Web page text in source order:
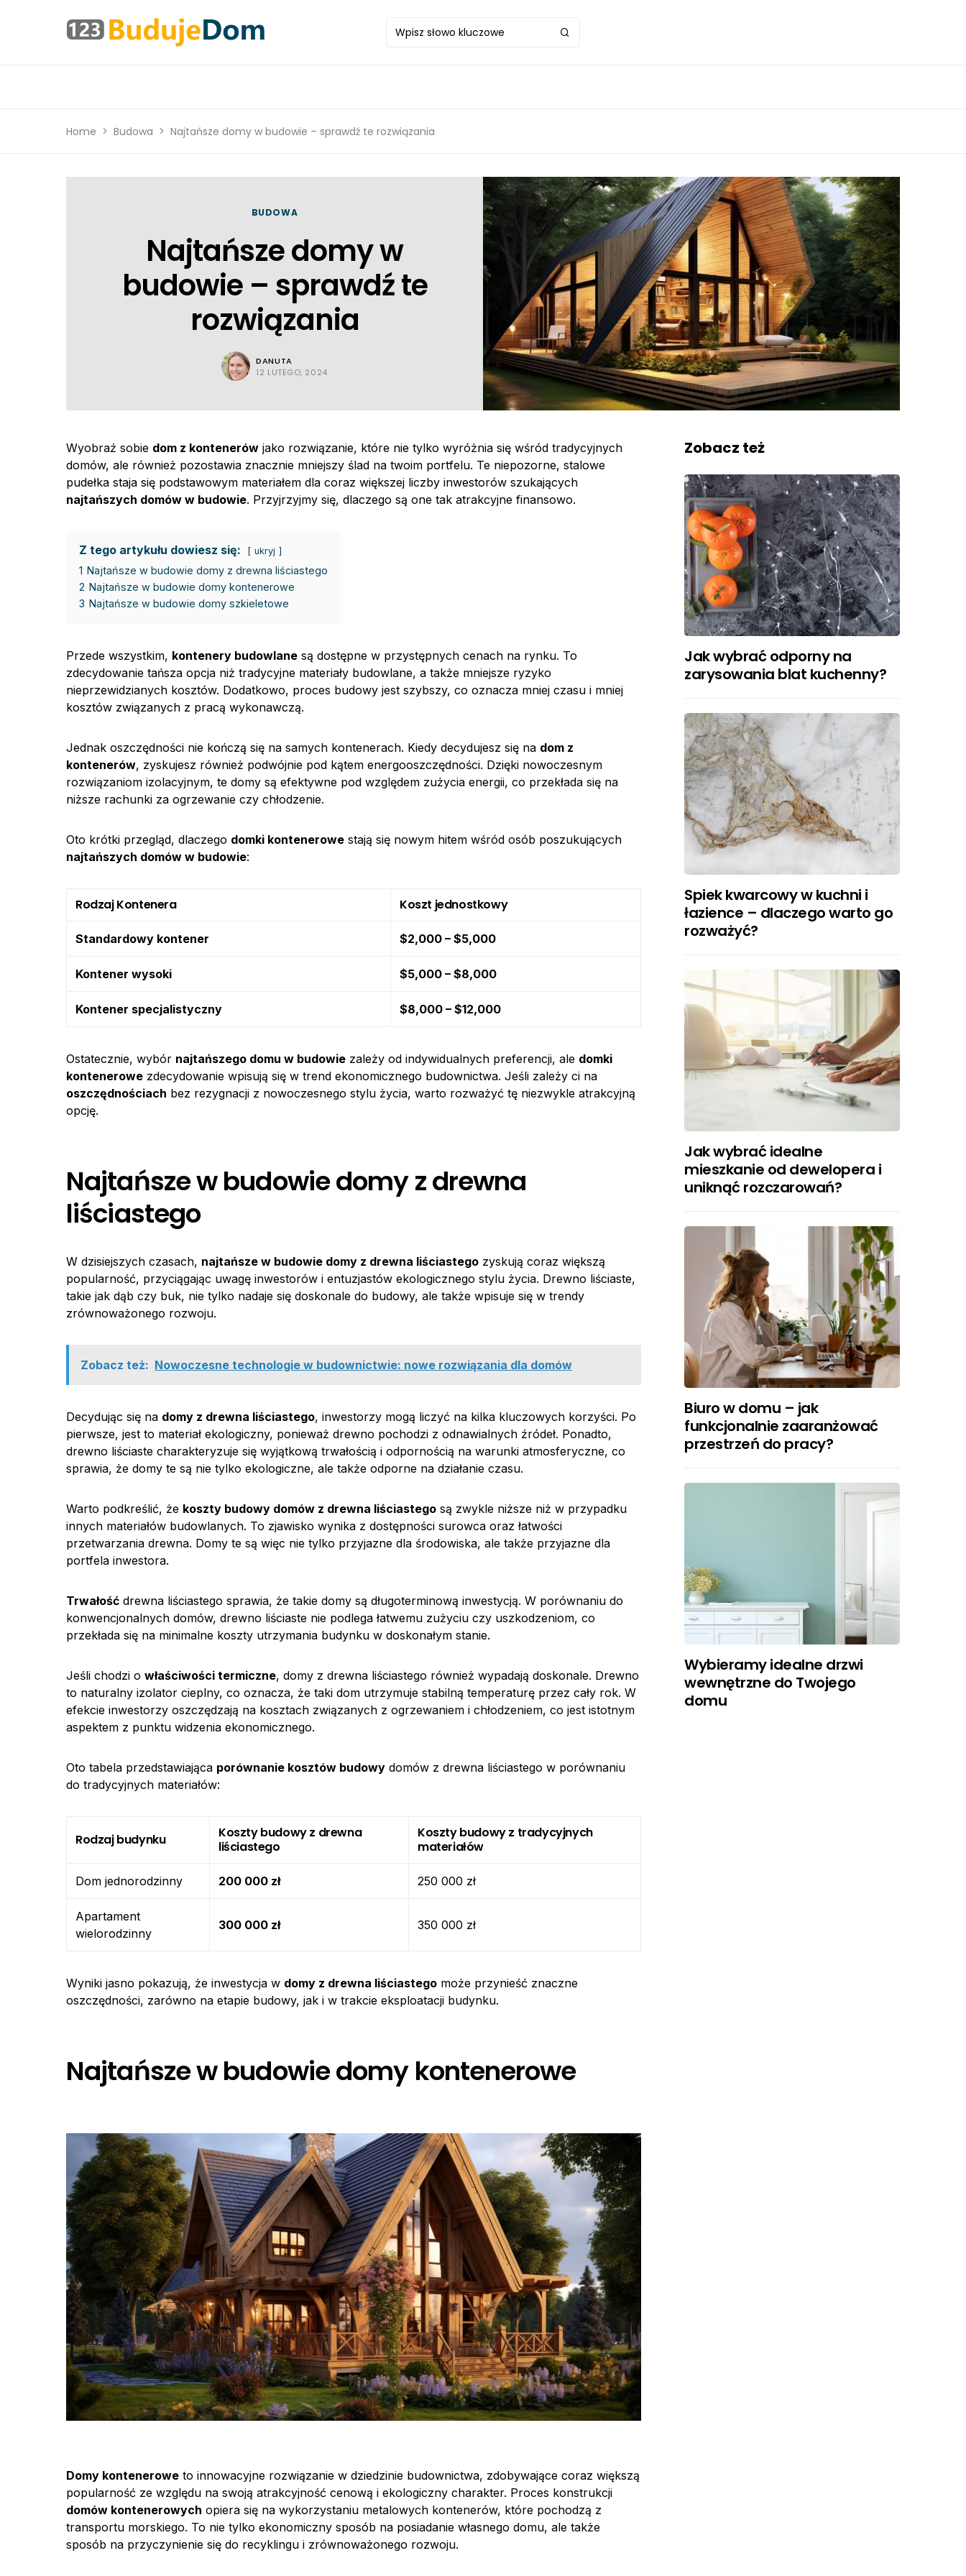
Home Budowa Najtańsze domy w budowie – sprawdź te rozwiązania
BUDOWA
Najtańsze domy w
budowie – sprawdź te
rozwiązania
DANUTA
12 LUTEGO, 2024
Wyobraź sobie dom z kontenerów jako rozwiązanie, które nie tylko wyróżnia się wśród tradycyjnych
domów, ale również pozostawia znacznie mniejszy ślad na twoim portfelu. Te niepozorne, stalowe
pudełka staja się podstawowym materiałem dla coraz większej liczby inwestorów szukających
najtańszych domów w budowie. Przyjrzyjmy się, dlaczego są one tak atrakcyjne finansowo.
Z tego artykułu dowiesz się: ukryj
1 Najtańsze w budowie domy z drewna liściastego
2 Najtańsze w budowie domy kontenerowe
3 Najtańsze w budowie domy szkieletowe
Przede wszystkim, kontenery budowlane są dostępne w przystępnych cenach na rynku. To
zdecydowanie tańsza opcja niż tradycyjne materiały budowlane, a także mniejsze ryzyko
nieprzewidzianych kosztów. Dodatkowo, proces budowy jest szybszy, co oznacza mniej czasu i mniej
kosztów związanych z pracą wykonawczą.
Jednak oszczędności nie kończą się na samych kontenerach. Kiedy decydujesz się na dom z
kontenerów, zyskujesz również podwójnie pod kątem energooszczędności. Dzięki nowoczesnym
rozwiązaniom izolacyjnym, te domy są efektywne pod względem zużycia energii, co przekłada się na
niższe rachunki za ogrzewanie czy chłodzenie.
Oto krótki przegląd, dlaczego domki kontenerowe stają się nowym hitem wśród osób poszukujących
najtańszych domów w budowie:
Rodzaj Kontenera Koszt jednostkowy
Standardowy kontener $2,000 – $5,000
Kontener wysoki $5,000 – $8,000
Kontener specjalistyczny $8,000 – $12,000
Ostatecznie, wybór najtańszego domu w budowie zależy od indywidualnych preferencji, ale domki
kontenerowe zdecydowanie wpisują się w trend ekonomicznego budownictwa. Jeśli zależy ci na
oszczędnościach bez rezygnacji z nowoczesnego stylu życia, warto rozważyć tę niezwykle atrakcyjną
opcję.
Najtańsze w budowie domy z drewna
liściastego
W dzisiejszych czasach, najtańsze w budowie domy z drewna liściastego zyskują coraz większą
popularność, przyciągając uwagę inwestorów i entuzjastów ekologicznego stylu życia. Drewno liściaste,
takie jak dąb czy buk, nie tylko nadaje się doskonale do budowy, ale także wpisuje się w trendy
zrównoważonego rozwoju.
Zobacz też: Nowoczesne technologie w budownictwie: nowe rozwiązania dla domów
Decydując się na domy z drewna liściastego, inwestorzy mogą liczyć na kilka kluczowych korzyści. Po
pierwsze, jest to materiał ekologiczny, ponieważ drewno pochodzi z odnawialnych źródeł. Ponadto,
drewno liściaste charakteryzuje się wyjątkową trwałością i odpornością na warunki atmosferyczne, co
sprawia, że domy te są nie tylko ekologiczne, ale także odporne na działanie czasu.
Warto podkreślić, że koszty budowy domów z drewna liściastego są zwykle niższe niż w przypadku
innych materiałów budowlanych. To zjawisko wynika z dostępności surowca oraz łatwości
przetwarzania drewna. Domy te są więc nie tylko przyjazne dla środowiska, ale także przyjazne dla
portfela inwestora.
Trwałość drewna liściastego sprawia, że takie domy są długoterminową inwestycją. W porównaniu do
konwencjonalnych domów, drewno liściaste nie podlega łatwemu zużyciu czy uszkodzeniom, co
przekłada się na minimalne koszty utrzymania budynku w doskonałym stanie.
Jeśli chodzi o właściwości termiczne, domy z drewna liściastego również wypadają doskonale. Drewno
to naturalny izolator cieplny, co oznacza, że taki dom utrzymuje stabilną temperaturę przez cały rok. W
efekcie inwestorzy oszczędzają na kosztach związanych z ogrzewaniem i chłodzeniem, co jest istotnym
aspektem z punktu widzenia ekonomicznego.
Oto tabela przedstawiająca porównanie kosztów budowy domów z drewna liściastego w porównaniu
do tradycyjnych materiałów:
Rodzaj budynku
Koszty budowy z drewna
liściastego
Koszty budowy z tradycyjnych
materiałów
Dom jednorodzinny 200 000 zł 250 000 zł
Apartament
wielorodzinny
300 000 zł 350 000 zł
Wyniki jasno pokazują, że inwestycja w domy z drewna liściastego może przynieść znaczne
oszczędności, zarówno na etapie budowy, jak i w trakcie eksploatacji budynku.
Najtańsze w budowie domy kontenerowe
Domy kontenerowe to innowacyjne rozwiązanie w dziedzinie budownictwa, zdobywające coraz większą
popularność ze względu na swoją atrakcyjność cenową i ekologiczny charakter. Proces konstrukcji
domów kontenerowych opiera się na wykorzystaniu metalowych kontenerów, które pochodzą z
transportu morskiego. To nie tylko ekonomiczny sposób na posiadanie własnego domu, ale także
sposób na przyczynienie się do recyklingu i zrównoważonego rozwoju.
Zobacz też
Jak wybrać odporny na
zarysowania blat kuchenny?
Spiek kwarcowy w kuchni i
łazience – dlaczego warto go
rozważyć?
Jak wybrać idealne
mieszkanie od dewelopera i
uniknąć rozczarowań?
Biuro w domu – jak
funkcjonalnie zaaranżować
przestrzeń do pracy?
Wybieramy idealne drzwi
wewnętrzne do Twojego
domu